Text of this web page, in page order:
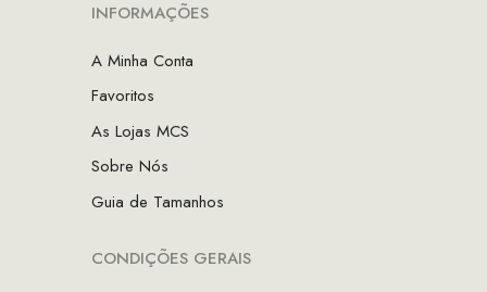
INFORMAÇÕES
A Minha Conta
Favoritos
As Lojas MCS
Sobre Nós
Guia de Tamanhos
CONDIÇÕES GERAIS